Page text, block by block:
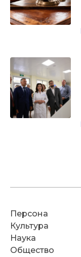
Персона
Культура
Наука
Общество